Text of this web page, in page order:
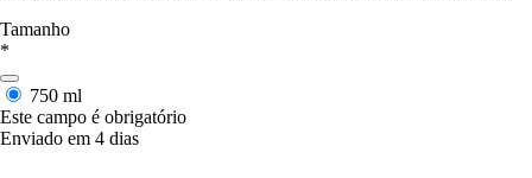
Tamanho
*
750 ml
Este campo é obrigatório
Enviado em 4 dias